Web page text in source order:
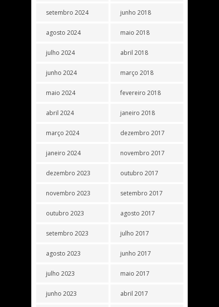
setembro 2024
agosto 2024
julho 2024
junho 2024
maio 2024
abril 2024
março 2024
janeiro 2024
dezembro 2023
novembro 2023
outubro 2023
setembro 2023
agosto 2023
julho 2023
junho 2023
junho 2018
maio 2018
abril 2018
março 2018
fevereiro 2018
janeiro 2018
dezembro 2017
novembro 2017
outubro 2017
setembro 2017
agosto 2017
julho 2017
junho 2017
maio 2017
abril 2017